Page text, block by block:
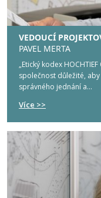
VEDOUCÍ
PAVEL MERTA
„Etický kodex
společnost důležité,
správného jednání a...
Více >>